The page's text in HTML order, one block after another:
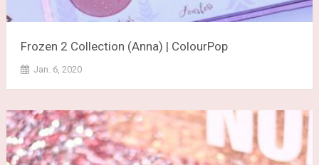
Frozen 2 Collection (Anna) | ColourPop
Jan. 6, 2020